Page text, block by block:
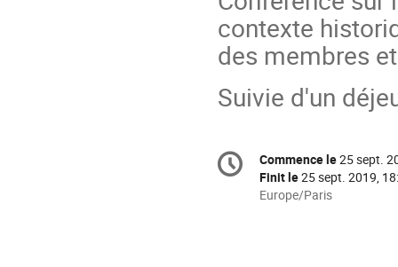
contexte
des membres
Suivie d'un
Information
de
Date/Heure
Commence le25 sept.
Finit le25 sept. 2019,
Toutes
Europe/Paris